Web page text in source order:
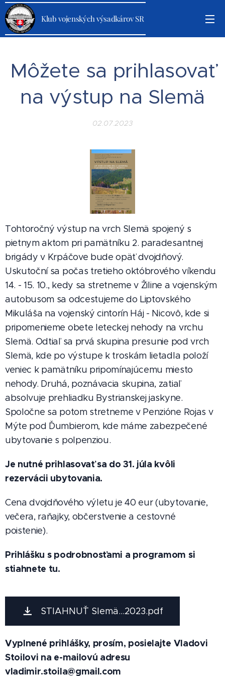
Klub vojenských výsadkárov SR
Môžete sa prihlasovať
na výstup na Slemä
02.07.2023
Tohtoročný výstup na vrch Slemä spojený s
pietnym aktom pri pamätníku 2. paradesantnej
brigády v Krpáčove bude opäť dvojdňový.
Uskutoční sa počas tretieho októbrového víkendu
14. - 15. 10., kedy sa stretneme v Žiline a vojenským
autobusom sa odcestujeme do Liptovského
Mikuláša na vojenský cintorín Háj - Nicovô, kde si
pripomenieme obete leteckej nehody na vrchu
Slemä. Odtiaľ sa prvá skupina presunie pod vrch
Slemä, kde po výstupe k troskám lietadla položí
veniec k pamätníku pripomínajúcemu miesto
nehody. Druhá, poznávacia skupina, zatiaľ
absolvuje prehliadku Bystrianskej jaskyne.
Spoločne sa potom stretneme v Penzióne Rojas v
Mýte pod Ďumbierom, kde máme zabezpečené
ubytovanie s polpenziou.
Je nutné prihlasovať sa do 31. júla kvôli
rezervácii ubytovania.
Cena dvojdňového výletu je 40 eur (ubytovanie,
večera, raňajky, občerstvenie a cestovné
poistenie).
Prihlášku s podrobnosťami a programom si
stiahnete tu.
STIAHNUŤ Slemä...2023.pdf
Vyplnené prihlášky, prosím, posielajte Vladovi
Stoilovi na e-mailovú adresu
vladimir.stoila@gmail.com